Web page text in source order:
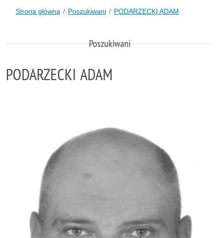
Strona główna Poszukiwani PODARZECKI ADAM
Poszukiwani
PODARZECKI ADAM